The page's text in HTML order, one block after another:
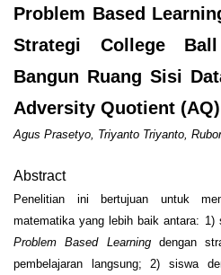
Problem Based
Strategi College
Bangun Ruang Sisi
Adversity Quotient
Agus Prasetyo, Triyanto Triyanto,
Abstract
Penelitian ini bertujuan untuk
matematika yang lebih baik antara: 1)
Problem Based Learning
dengan
pembelajaran langsung; 2) siswa